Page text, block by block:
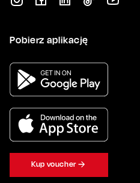
Pobierz aplikację
Kup voucher